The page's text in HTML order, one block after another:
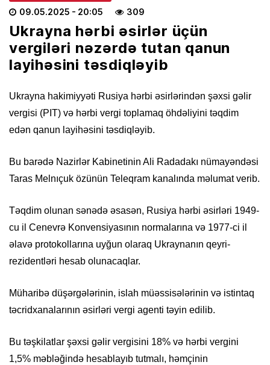
09.05.2025 - 20:05 309
Ukrayna hərbi əsirlər üçün
vergiləri nəzərdə tutan qanun
layihəsini təsdiqləyib
Ukrayna hakimiyyəti Rusiya hərbi əsirlərindən şəxsi gəlir
vergisi (PIT) və hərbi vergi toplamaq öhdəliyini təqdim
edən qanun layihəsini təsdiqləyib.
Bu barədə Nazirlər Kabinetinin Ali Radadakı nümayəndəsi
Taras Melnıçuk özünün Teleqram kanalında məlumat verib.
Təqdim olunan sənədə əsasən, Rusiya hərbi əsirləri 1949-
cu il Cenevrə Konvensiyasının normalarına və 1977-ci il
əlavə protokollarına uyğun olaraq Ukraynanın qeyri-
rezidentləri hesab olunacaqlar.
Müharibə düşərgələrinin, islah müəssisələrinin və istintaq
təcridxanalarının əsirləri vergi agenti təyin edilib.
Bu təşkilatlar şəxsi gəlir vergisini 18% və hərbi vergini
1,5% məbləğində hesablayıb tutmalı, həmçinin